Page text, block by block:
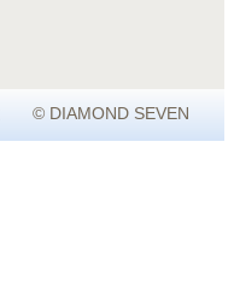
© DIAMOND SEVEN